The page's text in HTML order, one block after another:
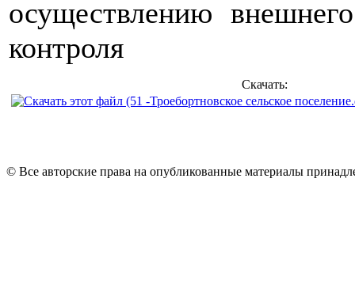
осуществлению
контроля
Скачать:
© Все авторские права на опубликованные материалы